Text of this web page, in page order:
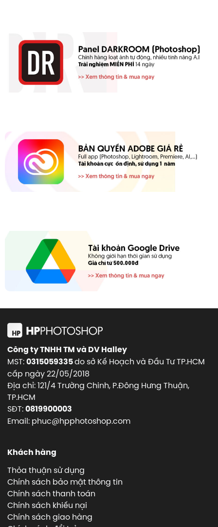
Công ty TNHH TM và DV Halley
MST:0315059335do sở Kế Hoạch và Đầu Tư TP.HCM
cấp ngày 22/05/2018
Địa chỉ: 121/4 Trường Chinh, P.Đông Hưng Thuận,
TP.HCM
SĐT:0819900003
Email: phuc@hpphotoshop.com
Khách hàng
Thỏa thuận sử dụng
Chính sách bảo mật thông tin
Chính sách thanh toán
Chính sách khiếu nại
Chính sách giao hàng